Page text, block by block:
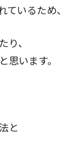
いるため、
、
います。
と